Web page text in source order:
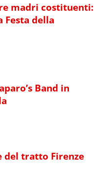
madri costituenti:
Festa della
Band in
del tratto Firenze